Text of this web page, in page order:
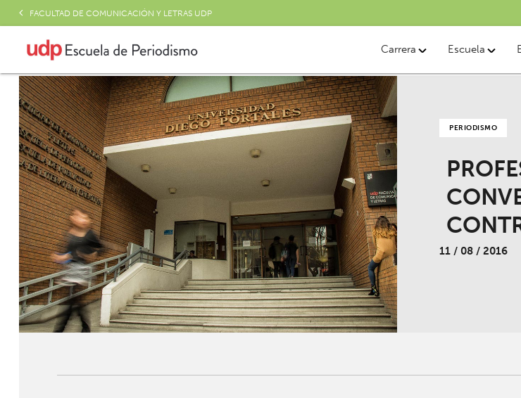
FACULTAD DE COMUNICACIÓN Y LETRAS UDP
Carrera Escuela
PERIODISMO
11 / 08 / 2016